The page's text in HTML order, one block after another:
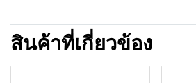
สินค้าที่เกี่ยวข้อง